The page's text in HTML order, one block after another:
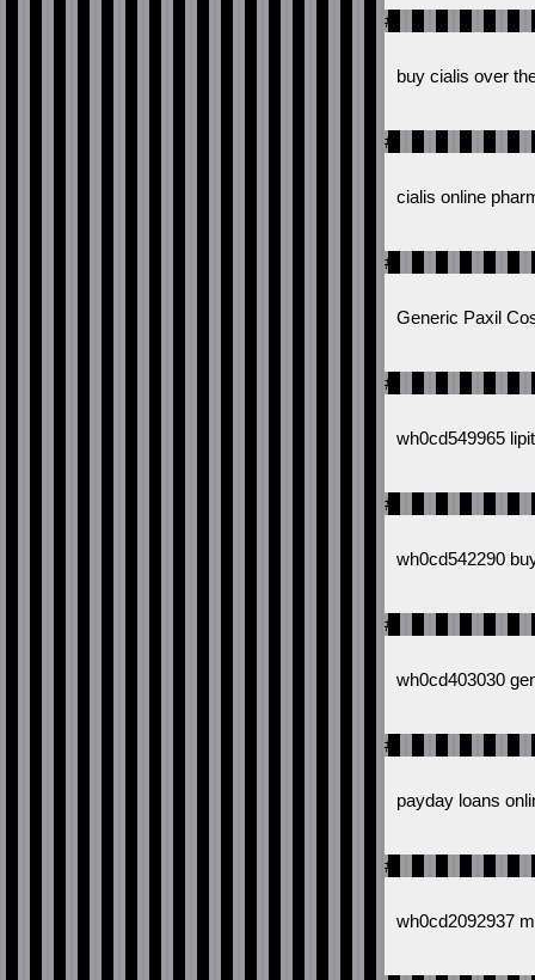
#
buy cialis over
#
cialis online
#
Generic Paxil
#
wh0cd549965
#
wh0cd542290
#
wh0cd403030
#
payday loans
#
wh0cd2092937